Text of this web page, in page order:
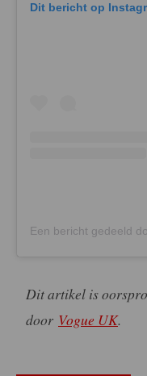
Dit bericht op
Dit artikel is
door Vogue UK.